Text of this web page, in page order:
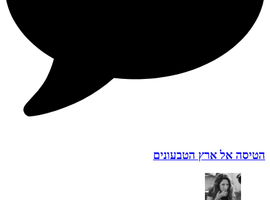
הטיסה אל ארץ הטבעונים